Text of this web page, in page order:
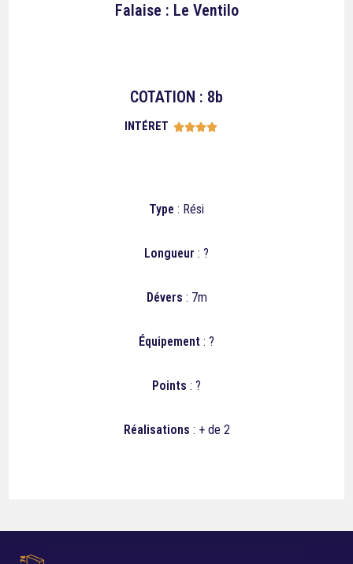
Falaise : Le Ventilo
COTATION : 8b
INTÉRET 
Type : Rési
Longueur : ?
Dévers : 7m
Équipement : ?
Points : ?
Réalisations : + de 2